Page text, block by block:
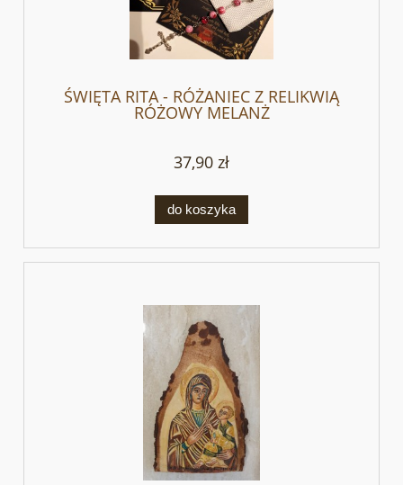
ŚWIĘTA RITA - RÓŻANIEC Z RELIKWIĄ
RÓŻOWY MELANŻ
37,90 zł
do koszyka